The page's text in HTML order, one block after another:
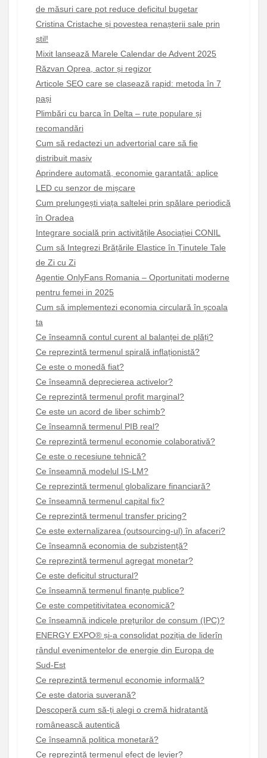
de măsuri care pot reduce deficitul bugetar
Cristina Cristache și povestea renașterii sale prin
stil!
Mixit lansează Marele Calendar de Advent 2025
Răzvan Oprea, actor și regizor
Articole SEO care se clasează rapid: metoda în 7
pași
Plimbări cu barca în Delta – rute populare și
recomandări
Cum să redactezi un advertorial care să fie
distribuit masiv
Aprindere automată, economie garantată: aplice
LED cu senzor de mișcare
Cum prelungești viața saltelei prin spălare periodică
în Oradea
Integrare socială prin activitățile Asociației CONIL
Cum să Integrezi Brățările Elastice în Ținutele Tale
de Zi cu Zi
Agentie OnlyFans Romania – Oportunitati moderne
pentru femei in 2025
Cum să implementezi economia circulară în școala
ta
Ce înseamnă contul curent al balanței de plăți?
Ce reprezintă termenul spirală inflaționistă?
Ce este o monedă fiat?
Ce înseamnă deprecierea activelor?
Ce reprezintă termenul profit marginal?
Ce este un acord de liber schimb?
Ce înseamnă termenul PIB real?
Ce reprezintă termenul economie colaborativă?
Ce este o recesiune tehnică?
Ce înseamnă modelul IS-LM?
Ce reprezintă termenul globalizare financiară?
Ce înseamnă termenul capital fix?
Ce reprezintă termenul transfer pricing?
Ce este externalizarea (outsourcing-ul) în afaceri?
Ce înseamnă economia de subzistență?
Ce reprezintă termenul agregat monetar?
Ce este deficitul structural?
Ce înseamnă termenul finanțe publice?
Ce este competitivitatea economică?
Ce înseamnă indicele prețurilor de consum (IPC)?
ENERGY EXPO® și-a consolidat poziția de liderîn
rândul evenimentelor de energie din Europa de
Sud-Est
Ce reprezintă termenul economie informală?
Ce este datoria suverană?
Descoperă cum să-ți alegi o cremă hidratantă
românească autentică
Ce înseamnă politica monetară?
Ce reprezintă termenul efect de levier?